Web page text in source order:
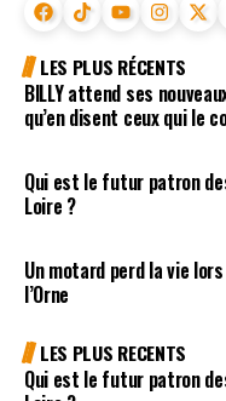
LES PLUS RÉCENTS
BILLY attend ses
qu’en disent ceux qui le
Qui est le futur patron
Loire ?
Un motard perd la vie
l’Orne
LES PLUS RECENTS
Qui est le futur patron